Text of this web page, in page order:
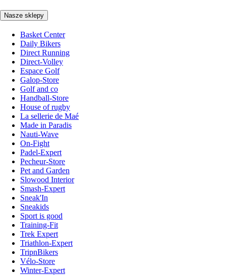
Nasze sklepy
Basket Center
Daily Bikers
Direct Running
Direct-Volley
Espace Golf
Galop-Store
Golf and co
Handball-Store
House of rugby
La sellerie de Maé
Made in Paradis
Nauti-Wave
On-Fight
Padel-Expert
Pecheur-Store
Pet and Garden
Slowood Interior
Smash-Expert
Sneak'In
Sneakids
Sport is good
Training-Fit
Trek Expert
Triathlon-Expert
TripnBikers
Vélo-Store
Winter-Expert